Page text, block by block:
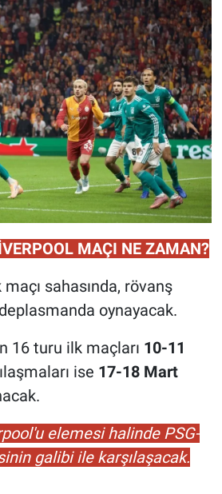
MAÇI NE ZAMAN?
maçı sahasında, rövanş
oynayacak.
16 turu ilk maçları 10-11
ise 17-18 Mart
elemesi halinde PSG-
galibi ile karşılaşacak.